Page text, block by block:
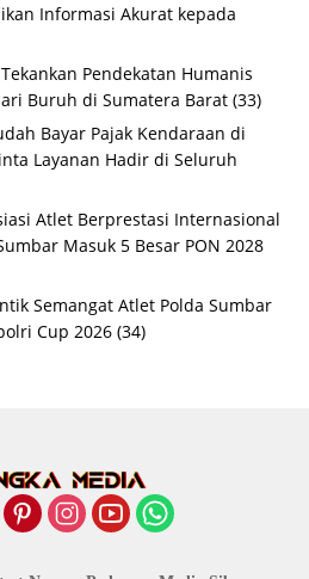
Informasi Akurat kepada
Pendekatan Humanis
Buruh di Sumatera Barat (33)
Bayar Pajak Kendaraan di
Layanan Hadir di Seluruh
Atlet Berprestasi Internasional
Masuk 5 Besar PON 2028
Semangat Atlet Polda Sumbar
Cup 2026 (34)